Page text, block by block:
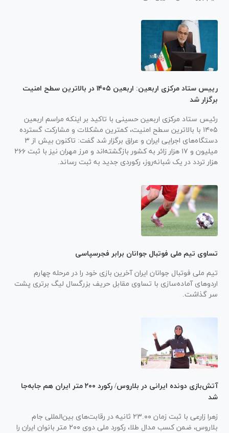
رییس ستاد مرکزی اربعین: اربعین ۱۴۰۵ در بالاترین سطح امنیت
برگزار شد
رئیس ستاد مرکزی اربعین حسینی با تاکید بر اینکه مراسم اربعین
۱۴۰۵ با بالاترین سطح امنیت، کمترین مشکلات و مشارکت گسترده
دستگاه‌های اجرایی ایران و عراق برگزار شد گفت: تاکنون بیش از ۳
میلیون و ۱۷ هزار زائر به کشور بازگشته‌اند و مرز مهران نیز با ثبت ۲۶۶
هزار تردد در یک شبانه‌روز، رکوردی جدید به ثبت رساند.
تساوی تیم ملی فوتبال جوانان برابر فجرسپاسی
تیم ملی فوتبال جوانان ایران آخرین بازی خود را در مرحله چهارم
اردو‌های آماده‌سازی با تساوی مقابل حریف بزرگسال لیگ برتری پشت
سر گذاشت.
آتش‌بازی دونده ایرانی در بلاروس/ رکورد ۲۰۰ متر ایران هم جابه‌جا
شد
زهرا زارعی با ثبت زمان ۲۳.۰۰ ثانیه در رقابت‌های بین‌المللی جام
بلاروس، ضمن کسب مدال طلا، رکورد ملی دوی ۲۰۰ متر بانوان ایران را